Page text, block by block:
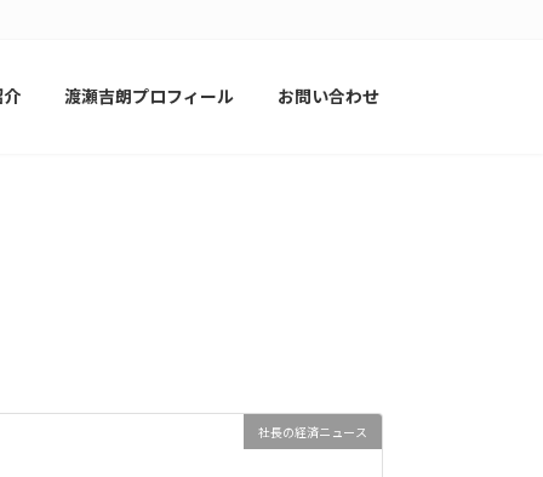
渡瀬吉朗プロフィール お問い合わせ
社長の経済ニュース